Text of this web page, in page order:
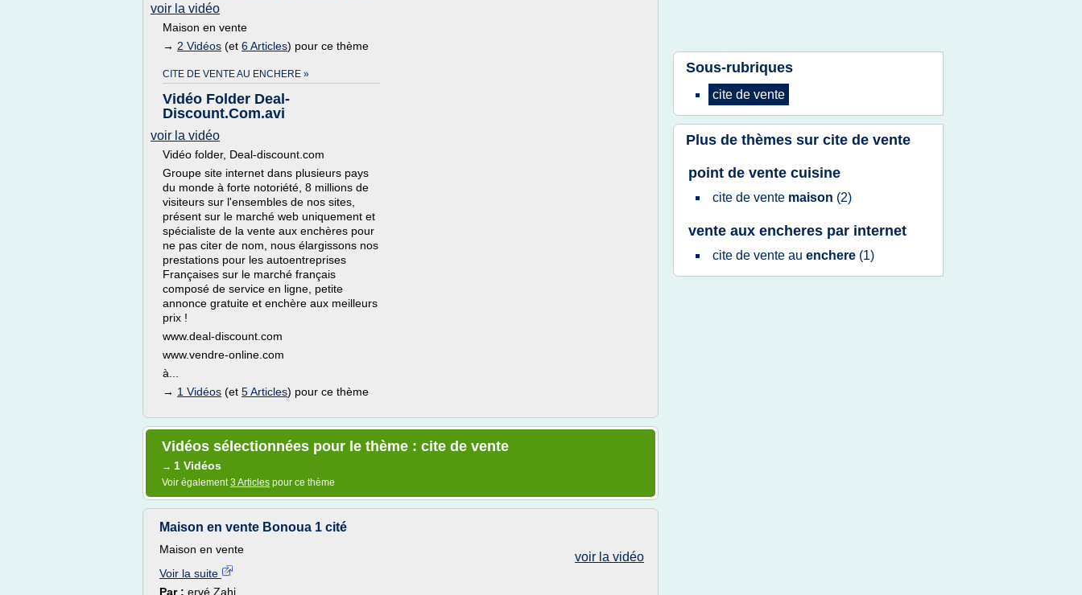
voir la vidéo
Maison en vente
→ 2 Vidéos (et 6 Articles) pour ce thème
CITE DE VENTE AU ENCHERE »
Vidéo Folder Deal-
Discount.Com.avi
voir la vidéo
Vidéo folder, Deal-discount.com
Groupe site internet dans plusieurs pays
du monde à forte notoriété, 8 millions de
visiteurs sur l'ensembles de nos sites,
présent sur le marché web uniquement et
spécialiste de la vente aux enchères pour
ne pas citer de nom, nous élargissons nos
prestations pour les autoentreprises
Françaises sur le marché français
composé de service en ligne, petite
annonce gratuite et enchère aux meilleurs
prix !
www.deal-discount.com
www.vendre-online.com
à...
→ 1 Vidéos (et 5 Articles) pour ce thème
Vidéos sélectionnées pour le thème : cite de vente
→ 1 Vidéos
Voir également3 Articles pour ce thème
Maison en vente Bonoua 1 cité
voir la vidéo
Maison en vente
Voir la suite
Par : ervé Zahi
Sous-rubriques
cite de vente
Plus de thèmes sur cite de vente
point de vente cuisine
cite de vente maison (2)
vente aux encheres par internet
cite de vente au enchere (1)